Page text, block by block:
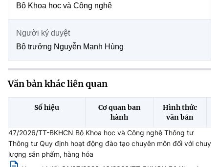
Chịu trách nhiệm nội dung: Nguyễn Thị Hải Hằng
Địa chỉ: Ban Biên tập Cổng TTĐT - 18 Nguyễn Du, TP. Hà Nội
Điện thoại: 024 3936 9506
©2026 Bản quyền thuộc Bộ Khoa Học và Công Nghệ
(Ghi rõ nguồn "https://mst.gov.vn" khi phát hành lại thông tin từ
Bộ Khoa học và Công nghệ
Người ký duyệt
Bộ trưởng Nguyễn Mạnh Hùng
Văn bản khác liên quan
Số hiệu
Cơ quan ban
hành
Hình thức
văn bản
47/2026/TT-BKHCN Bộ Khoa học và Công nghệ Thông tư
Thông tư Quy định hoạt động đào tạo chuyên môn đối với
lượng sản phẩm, hàng hóa